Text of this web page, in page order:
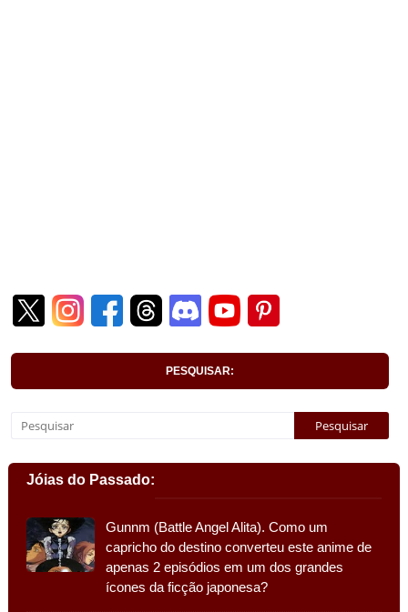
PESQUISAR:
Jóias do Passado:
Gunnm (Battle Angel Alita). Como um
capricho do destino converteu este anime de
apenas 2 episódios em um dos grandes
ícones da ficção japonesa?